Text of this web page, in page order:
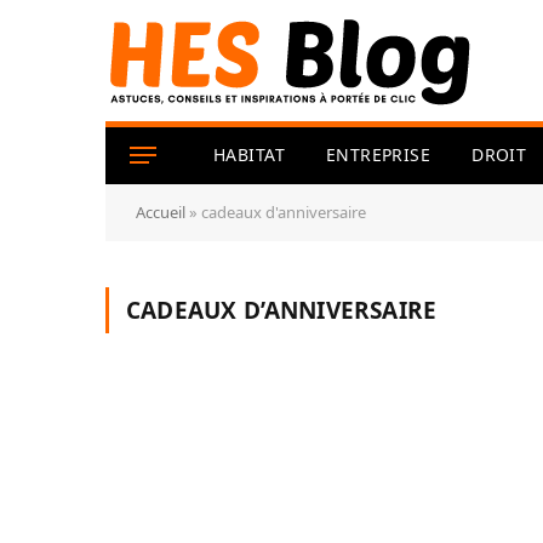
HABITAT ENTREPRISE DROIT
Accueil » cadeaux d'anniversaire
CADEAUX D’ANNIVERSAIRE